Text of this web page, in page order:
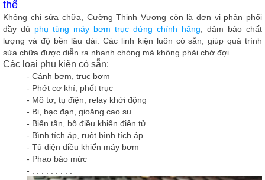
thế
Không chỉ sửa chữa, Cường Thịnh Vương còn là đơn vị phân phối
đầy đủ phụ tùng máy bơm trục đứng chính hãng , đảm bảo chất
lượng và độ bền lâu dài. Các linh kiện luôn có sẵn, giúp quá trình
sửa chữa được diễn ra nhanh chóng mà không phải chờ đợi.
Các loại phụ kiện có sẵn:
- Cánh bơm, trục bơm
- Phớt cơ khí, phốt trục
- Mô tơ, tụ điện, relay khởi động
- Bi, bạc đạn, gioăng cao su
- Biến tần, bộ điều khiển điện tử
- Bình tích áp, ruột bình tích áp
- Tủ điện điều khiển máy bơm
- Phao báo mức
- . . . . . . . . .